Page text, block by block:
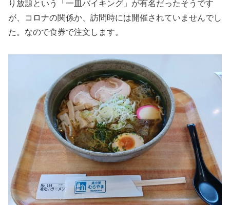
り放題という「一皿バイキング」が有名だったそうです
が、コロナの関係か、訪問時には開催されていませんでし
た。なので食券で注文します。